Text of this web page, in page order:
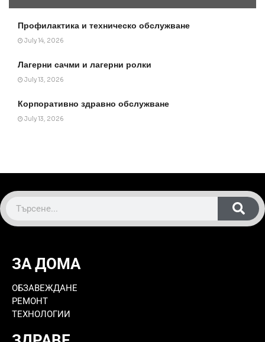
Профилактика и техническо обслужване
July 14, 2026
Лагерни сачми и лагерни ролки
July 13, 2026
Корпоративно здравно обслужване
July 13, 2026
ЗА ДОМА
ОБЗАВЕЖДАНЕ
РЕМОНТ
ТЕХНОЛОГИИ